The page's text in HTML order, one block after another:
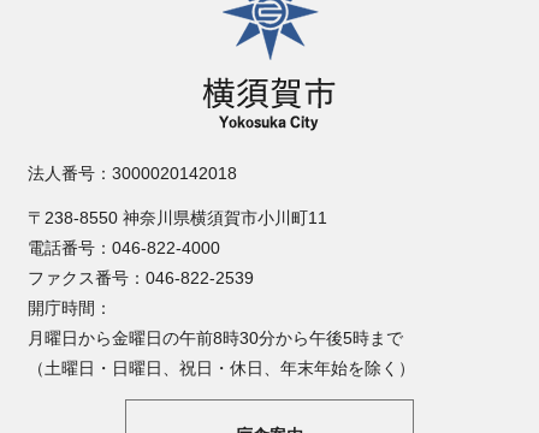
法人番号：3000020142018
〒238-8550 神奈川県横須賀市小川町11
電話番号：046-822-4000
ファクス番号：046-822-2539
開庁時間：
月曜日から金曜日の午前8時30分から午後5時まで
（土曜日・日曜日、祝日・休日、年末年始を除く）